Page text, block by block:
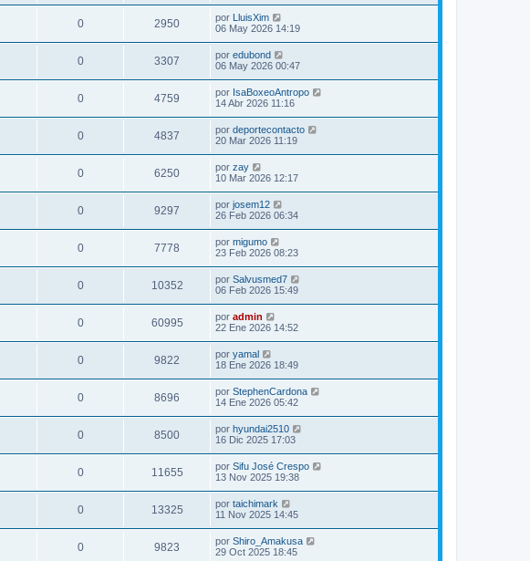
0 2950 por LluisXim
06 May 2026 14:19
0 3307 por edubond
06 May 2026 00:47
0 4759 por IsaBoxeoAntropo
14 Abr 2026 11:16
0 4837 por deportecontacto
20 Mar 2026 11:19
0 6250 por zay
10 Mar 2026 12:17
0 9297 por josem12
26 Feb 2026 06:34
0 7778 por migumo
23 Feb 2026 08:23
0 10352 por Salvusmed7
06 Feb 2026 15:49
0 60995 por admin
22 Ene 2026 14:52
0 9822 por yamal
18 Ene 2026 18:49
0 8696 por StephenCardona
14 Ene 2026 05:42
0 8500 por hyundai2510
16 Dic 2025 17:03
0 11655 por Sifu José Crespo
13 Nov 2025 19:38
0 13325 por taichimark
11 Nov 2025 14:45
0 9823 por Shiro_Amakusa
29 Oct 2025 18:45